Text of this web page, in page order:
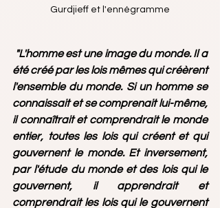
Gurdjieff et l'ennégramme
"L'homme est une image du monde. Il a
été créé par les lois mêmes qui créèrent
l'ensemble du monde. Si un homme se
connaissait et se comprenait lui-même,
il connaîtrait et comprendrait le monde
entier, toutes les lois qui créent et qui
gouvernent le monde. Et inversement,
par l'étude du monde et des lois qui le
gouvernent, il apprendrait et
comprendrait les lois qui le gouvernent